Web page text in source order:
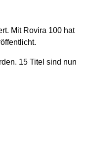
Mit Rovira 100 hat
15 Titel sind nun